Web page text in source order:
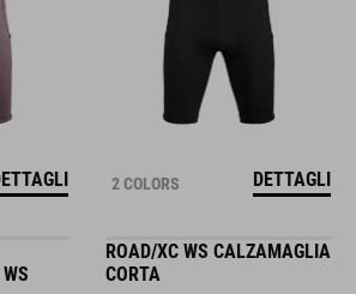
2 COLORS DETTAGLI
ROAD/XC WS CALZAMAGLIA
CORTA